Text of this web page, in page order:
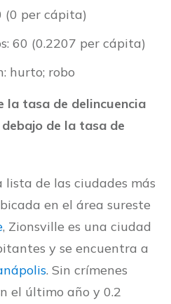
(0 per cápita)
60 (0.2207 per cápita)
hurto; robo
la tasa de delincuencia
de la tasa de
lista de las ciudades más
en el área sureste
, Zionsville es una ciudad
y se encuentra a
. Sin crímenes
el último año y 0.2